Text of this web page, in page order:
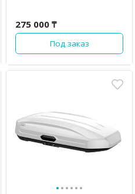
275 000 ₸
Под заказ
······